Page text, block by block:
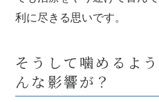
利に尽きる思いです。
そうして噛めるよ
んな影響が？